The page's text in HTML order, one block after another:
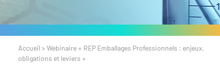
Accueil > Webinaire « REP Emballages Professionnels : enjeux,
obligations et leviers »